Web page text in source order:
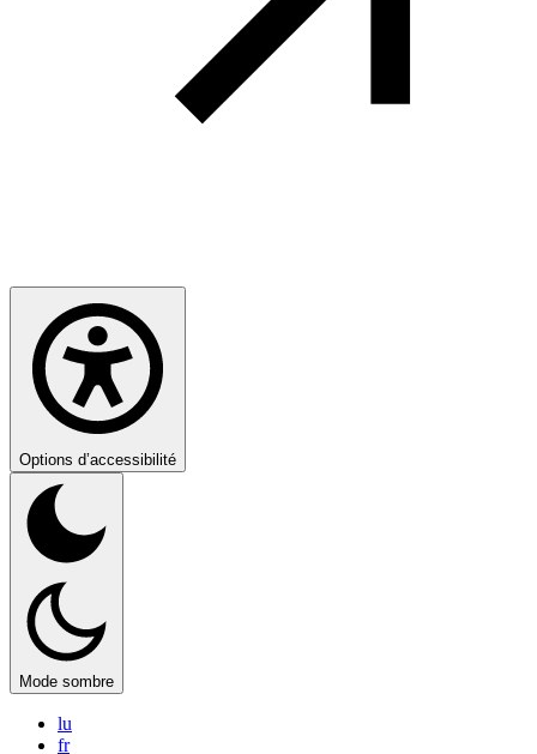
Options d’accessibilité
Mode sombre
lu
fr